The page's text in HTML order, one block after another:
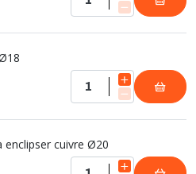
enclipser cuivre Ø20